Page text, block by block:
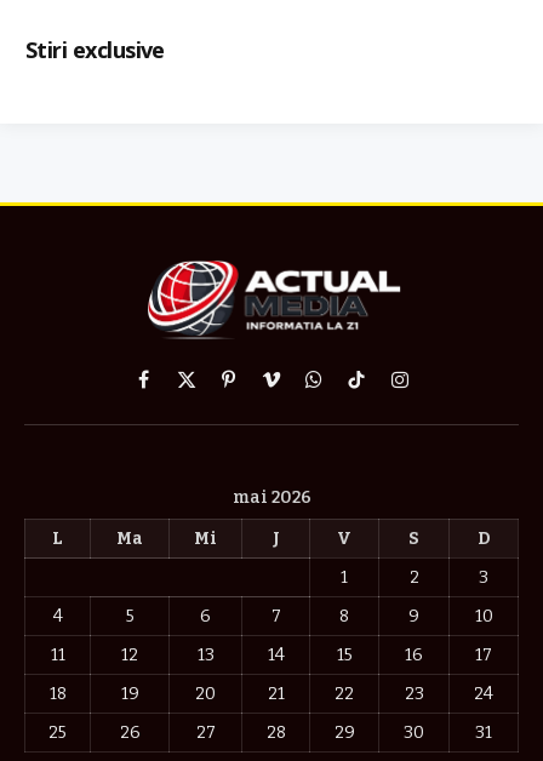
Stiri exclusive
Facebook
X
PinterestVimeoWhatsApp
TikTokInstagram
mai 2026
L
Ma Mi J V S
D
1
2
3
4
5 6 7 8 9
10
11
12 13 14 15 16
17
18
19 20 21 22 23
24
25
26 27 28 29 30 31